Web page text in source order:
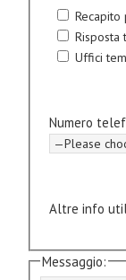
Recapito
Risposta
Uffici
Numero
Altre info
Messaggio: